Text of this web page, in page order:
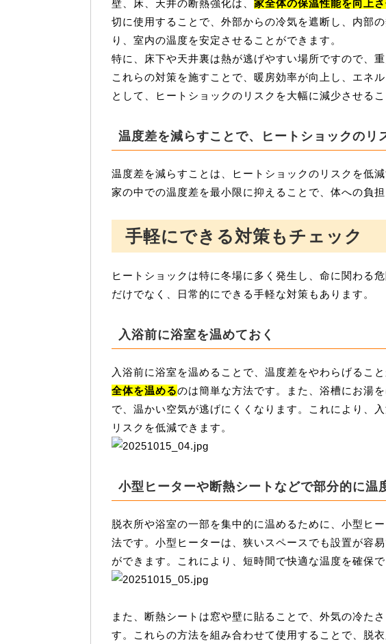
壁、床、天井の断熱強化は、 家全体の保温性能を向上
切に使用することで、外部からの冷気を遮断し、内部
り、室内の温度を安定させることができます。
特に、床下や天井裏は熱が逃げやすい場所ですので、
これらの対策を施すことで、暖房効率が向上し、エネ
として、ヒートショックのリスクを大幅に減少させるこ
温度差を減らすことで、ヒートショックのリ
温度差を減らすことは、ヒートショックのリスクを低
家の中での温度差を最小限に抑えることで、体への負担
手軽にできる対策もチェック
ヒートショックは特に冬場に多く発生し、命に関わる
だけでなく、日常的にできる手軽な対策もあります。
入浴前に浴室を温めておく
入浴前に浴室を温めることで、温度差をやわらげること
全体を温めるのは簡単な方法です。また、浴槽にお湯
で、温かい空気が逃げにくくなります。これにより、
リスクを低減できます。
小型ヒーターや断熱シートなどで部分的に温
脱衣所や浴室の一部を集中的に温めるために、小型ヒ
法です。小型ヒーターは、狭いスペースでも設置が容易
ができます。これにより、短時間で快適な温度を確保で
また、断熱シートは窓や壁に貼ることで、外気の冷た
す。これらの方法を組み合わせて使用することで、脱